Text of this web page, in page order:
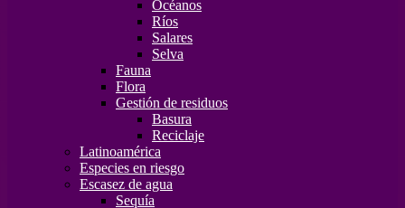
Océanos
Ríos
Salares
Selva
Fauna
Flora
Gestión de residuos
Basura
Reciclaje
Latinoamérica
Especies en riesgo
Escasez de agua
Sequía